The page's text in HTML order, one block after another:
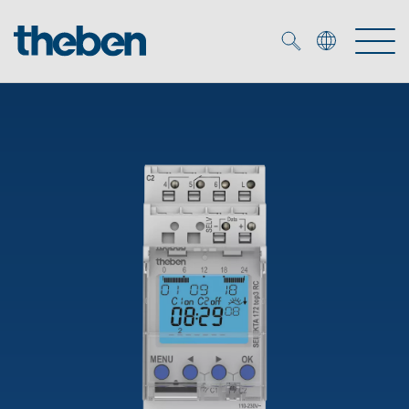
Smart Home
Détecteurs de présence et de mouvement
Solutions OEM
Contrôle du temps et de la lumière
Commande d'éclairage DALI-2
Médiathèque